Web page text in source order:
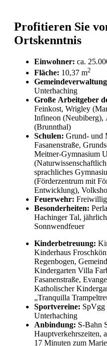
Profitieren Sie
Ortskenntnis
Einwohner: ca.
Fläche: 10,37 m2
Unterhaching
Große Arbeitgeber
Feinkost, Wrigley
Infineon (Neubiberg),
(Brunnthal)
Schulen: Grund- und
Fasanenstraße,
Meitner-Gymnasium
sprachliches
(Förderzentrum mit
Entwicklung),
Feuerwehr:
Besonderheiten:
Hachinger Tal,
Sonnwendfeuer
Kinderbetreuung:
Kinderhaus
Regenbogen,
Kindergarten Villa
Fasanenstraße,
Katholischer
„Tranquilla
Sportvereine: SpVgg
Unterhaching
Anbindung: S-Bahn
Hauptverkehrszeiten,
17 Minuten zum